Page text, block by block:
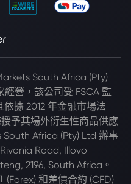
South Africa (Pty)
經營，該公司受 FSCA 監
據 2012 年金融市場法
予其場外衍生性商品供應
South Africa (Pty) Ltd 辦事
Road, Illovo
2196, South Africa。
和差價合約 (CFD)